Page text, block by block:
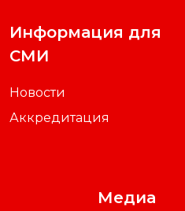
Информация для
СМИ
Новости
Аккредитация
Медиа